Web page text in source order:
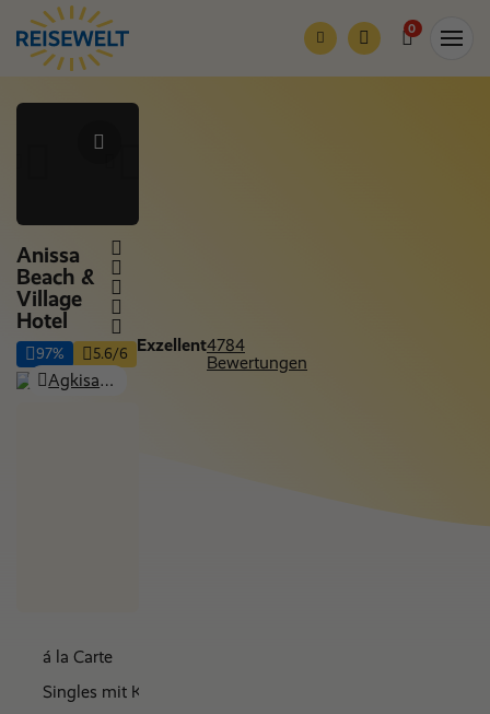
0
Anissa
Beach &
Village
Hotel
Agkisaras (Anissaras), Kreta
97% 5.6/6 Exzellent4784
Bewertungen
á la Carte
Singles mit Kind